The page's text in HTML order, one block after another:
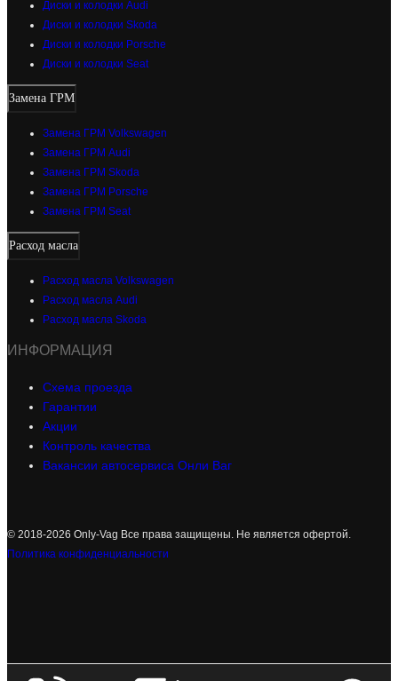
Диски и колодки Audi
Диски и колодки Skoda
Диски и колодки Porsche
Диски и колодки Seat
Замена ГРМ
Замена ГРМ Volkswagen
Замена ГРМ Audi
Замена ГРМ Skoda
Замена ГРМ Porsche
Замена ГРМ Seat
Расход масла
Расход масла Volkswagen
Расход масла Audi
Расход масла Skoda
ИНФОРМАЦИЯ
Схема проезда
Гарантии
Акции
Контроль качества
Вакансии автосервиса Онли Ваг
© 2018-2026 Only-Vag Все права защищены. Не является офертой.
Политика конфиденциальности